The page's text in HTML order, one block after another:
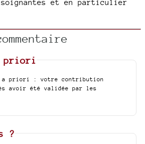
et en particulier
priori
a priori : votre contribution
avoir été validée par les
?